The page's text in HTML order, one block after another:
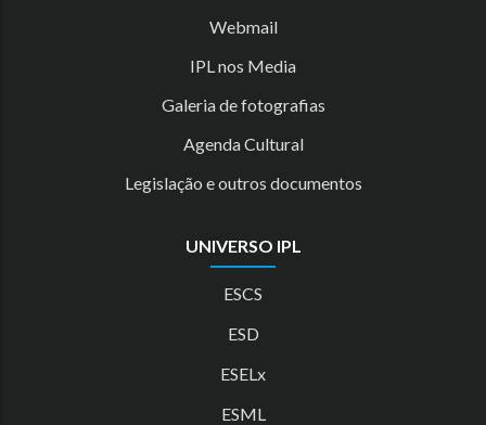
Webmail
IPL nos Media
Galeria de fotografias
Agenda Cultural
Legislação e outros documentos
UNIVERSO IPL
ESCS
ESD
ESELx
ESML